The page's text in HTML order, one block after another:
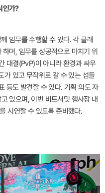
인가?
임무를 수행할 수 있다. 각 클래
며, 임무를 성공적으로 마치기 위
대결(PvP)이 아니라 환경과 싸우
가 있고 무작위로 갈 수 있는 섬들
등도 발견할 수 있다. 기획 의도 자
있으며, 이번 비트서밋 행사장 내
시연할 수 있도록 준비했다.